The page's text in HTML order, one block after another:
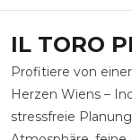
IL TORO
Profitiere von
Herzen Wiens –
stressfreie